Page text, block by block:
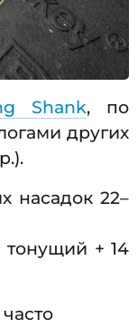
Shank, по
других
насадок 22–
тонущий + 14